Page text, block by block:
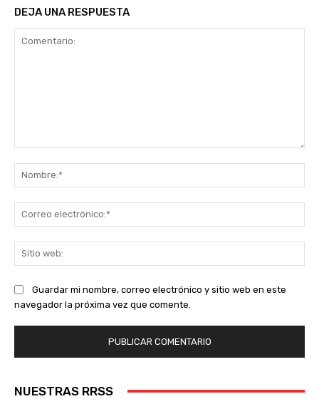
DEJA UNA RESPUESTA
Guardar mi nombre, correo electrónico y sitio web en este
navegador la próxima vez que comente.
NUESTRAS RRSS